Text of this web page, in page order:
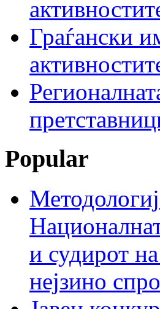
Граѓански
Popular
и судирот
нејзино